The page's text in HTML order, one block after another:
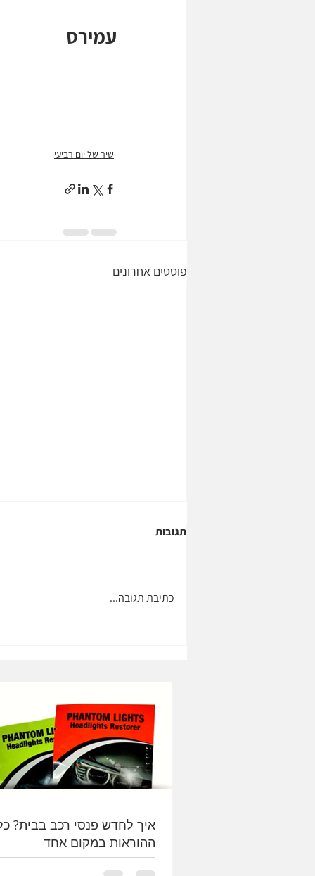
עמירס
שיר של יום רביעי
פוסטים אחרונים
טו' באב חג של אהבה
תגובות
כתיבת תגובה...
איך לחדש פנסי רכב בבית?
ההוראות במקום אחד